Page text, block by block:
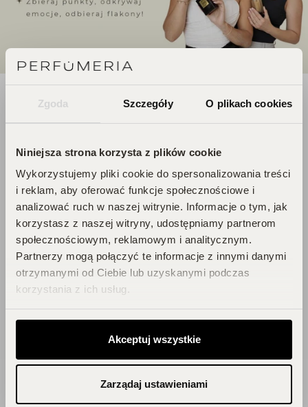
Zgoda Szczegóły O plikach cookies
Niniejsza strona korzysta z plików cookie
Wykorzystujemy pliki cookie do spersonalizowania treści
i reklam, aby oferować funkcje społecznościowe i
analizować ruch w naszej witrynie. Informacje o tym, jak
korzystasz z naszej witryny, udostępniamy partnerom
społecznościowym, reklamowym i analitycznym.
Partnerzy mogą połączyć te informacje z innymi danymi
otrzymanymi od Ciebie lub uzyskanymi podczas
korzystania z ich usług.
Akceptuj wszystkie
Zarządaj ustawieniami
DOŁĄCZ DO ŚWIATA
PERFUCLUB!
Każde zakupy to krok w stronę Twojego
wymarzonego flakonu. Czekają na
Ciebie zniżki i prezenty, których nie
chcesz przegapić!
Zbieraj punkty, odkrywaj emocje,
odbieraj flakony!
DOŁĄCZ DO KLUBU!